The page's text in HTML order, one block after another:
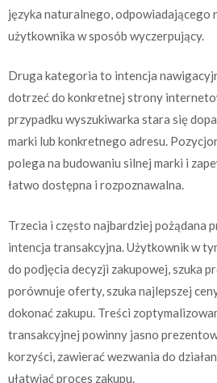
języka naturalnego, odpowiadającego
użytkownika w sposób wyczerpujący.
Druga kategoria to intencja
dotrzeć do konkretnej strony
przypadku wyszukiwarka stara się
marki lub konkretnego adresu.
polega na budowaniu silnej marki i
łatwo dostępna i rozpoznawalna.
Trzecia i często najbardziej pożądana
intencja transakcyjna. Użytkownik w
do podjęcia decyzji zakupowej, szuka
porównuje oferty, szuka najlepszej
dokonać zakupu. Treści
transakcyjnej powinny jasno
korzyści, zawierać wezwania do
ułatwiać proces zakupu.